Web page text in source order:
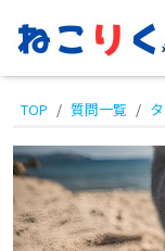
TOP 質問一覧